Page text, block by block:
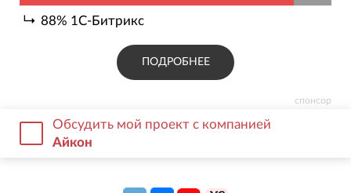
спонсор
88% 1С-Битрикс
ПОДРОБНЕЕ
Обсудить мой проект с компанией
Айкон